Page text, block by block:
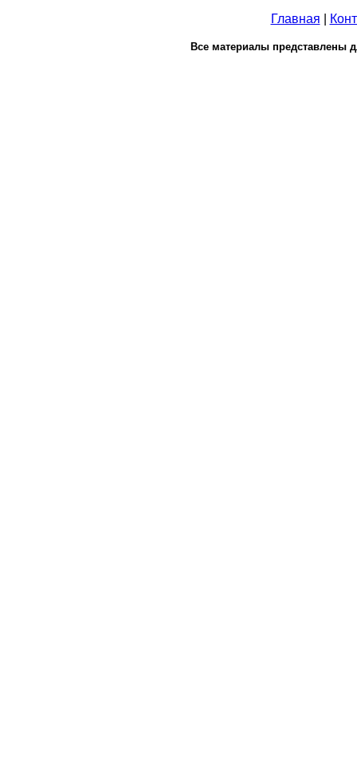
Главная
Все материалы представлены